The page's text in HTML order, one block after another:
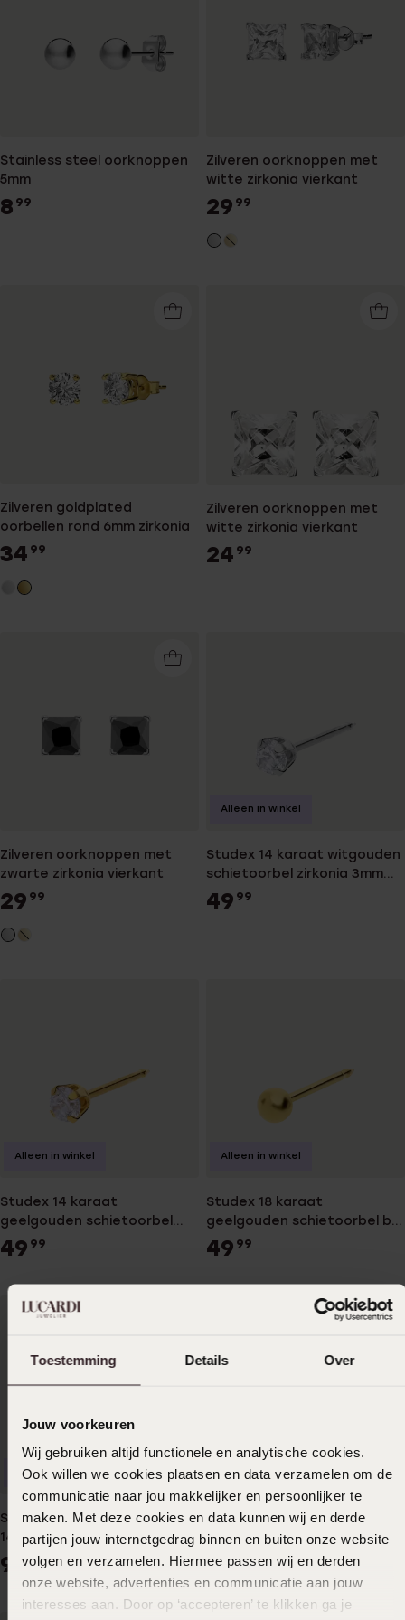
Toestemming Details Over
Jouw voorkeuren
Wij gebruiken altijd functionele en analytische cookies.
Ook willen we cookies plaatsen en data verzamelen om de
communicatie naar jou makkelijker en persoonlijker te
maken. Met deze cookies en data kunnen wij en derde
partijen jouw internetgedrag binnen en buiten onze website
volgen en verzamelen. Hiermee passen wij en derden
onze website, advertenties en communicatie aan jouw
interesses aan. Door op ‘accepteren’ te klikken ga je
Stainless steel oorknoppen
5mm
8 99
Zilveren oorknoppen met
witte zirkonia vierkant
29 99
Zilveren goldplated
oorbellen rond 6mm zirkonia
34 99
Zilveren oorknoppen met
witte zirkonia vierkant
24 99
Zilveren oorknoppen met
zwarte zirkonia vierkant
29 99
Studex 14 karaat witgouden
schietoorbel zirkonia 3mm
407
49 99
Alleen in winkel
Studex 14 karaat
geelgouden schietoorbel
zirkonia 3mm 406
49 99
Alleen in winkel
Studex 18 karaat
geelgouden schietoorbel bol
3mm 806
49 99
Alleen in winkel
Studex schietoorbel
14karaat diamant 0.03ct
9999
Alleen in winkel
Studex 14 karaat
geelgouden schietoorbel bol
4mm 417
4999
Alleen in winkel